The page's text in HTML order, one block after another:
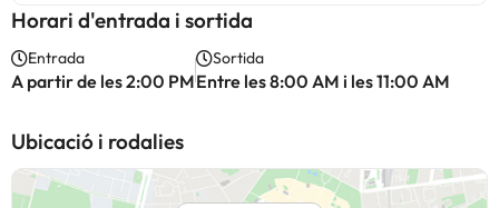
Horari d'entrada i sortida
Entrada
A partir de les 2:00 PM
Sortida
Entre les 8:00 AM i les 11:00 AM
Ubicació i rodalies